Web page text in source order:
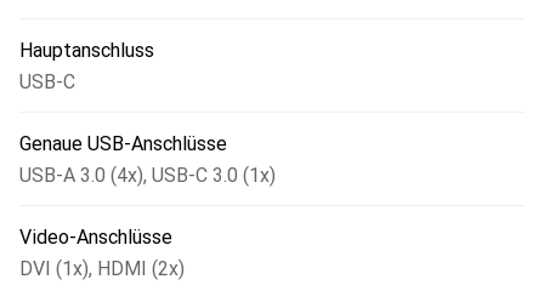
Hauptanschluss
USB-C
Genaue USB-Anschlüsse
USB-A 3.0 (4x), USB-C 3.0 (1x)
Video-Anschlüsse
DVI (1x), HDMI (2x)